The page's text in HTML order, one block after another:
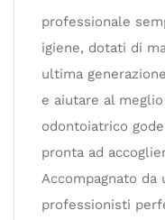
professionale
igiene, dotati di
ultima
e aiutare al
odontoiatrico
pronta ad
Accompagnato
professionisti